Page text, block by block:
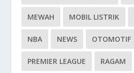
MEWAH MOBIL LISTRIK
NBA NEWS OTOMOTIF
PREMIER LEAGUE RAGAM